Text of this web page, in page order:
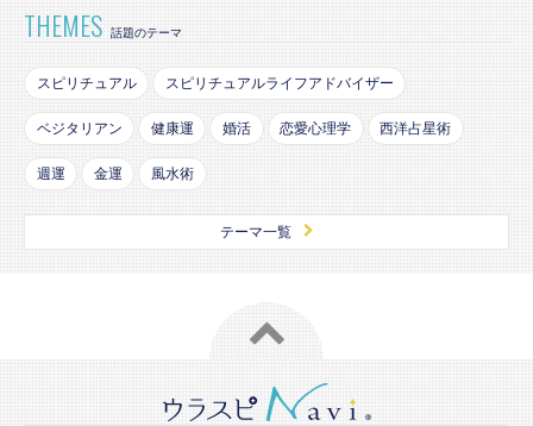
THEMES 話題のテーマ
スピリチュアル スピリチュアルライフアドバイザー
ベジタリアン 健康運 婚活 恋愛心理学 西洋占星術
週運 金運 風水術
テーマ一覧